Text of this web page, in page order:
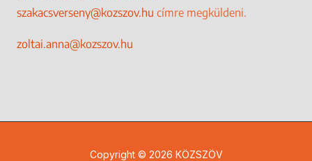
szakacsverseny@kozszov.hu címre megküldeni.
zoltai.anna@kozszov.hu
Copyright © 2026 KÖZSZÖV